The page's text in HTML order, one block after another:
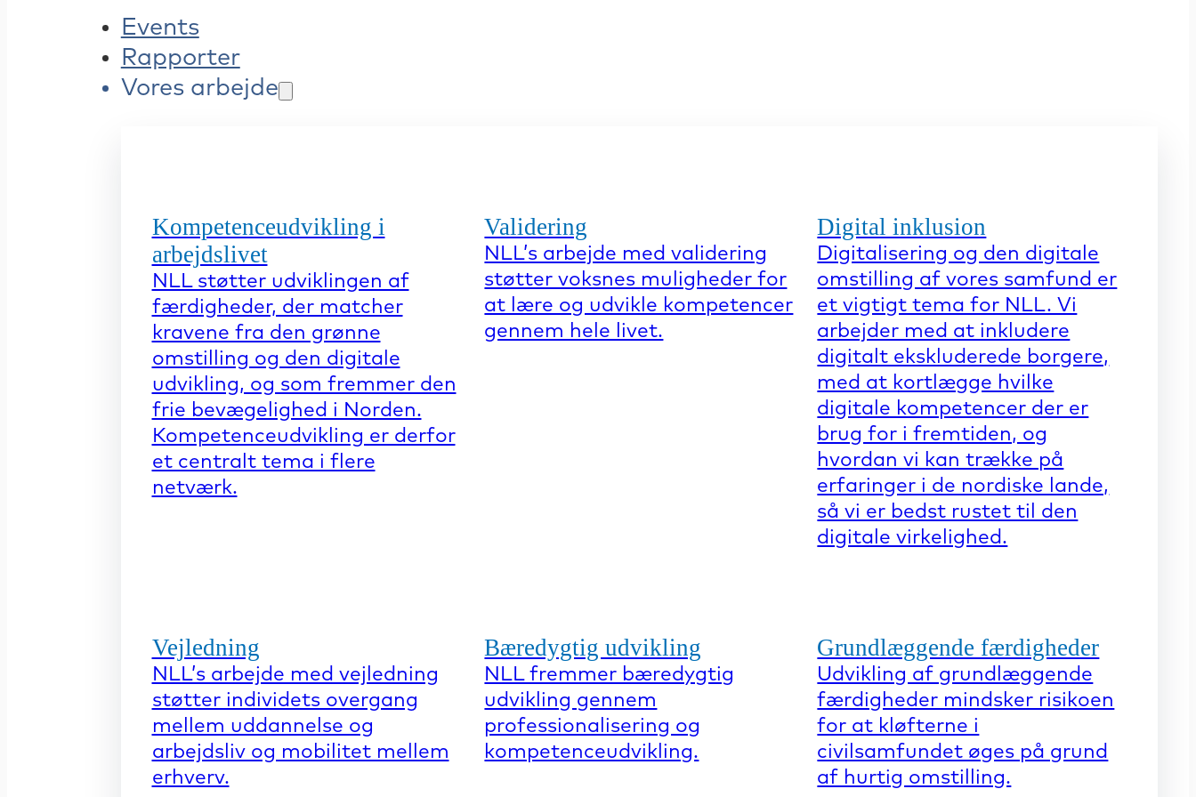
Events
Rapporter
Vores arbejde
Kompetenceudvikling i
arbejdslivet
NLL støtter udviklingen af
færdigheder, der matcher
kravene fra den grønne
omstilling og den digitale
udvikling, og som fremmer den
frie bevægelighed i Norden.
Kompetenceudvikling er derfor
et centralt tema i flere
netværk.
Validering
NLL’s arbejde med validering
støtter voksnes muligheder for
at lære og udvikle kompetencer
gennem hele livet.
Digital inklusion
Digitalisering og den digitale
omstilling af vores samfund er
et vigtigt tema for NLL. Vi
arbejder med at inkludere
digitalt ekskluderede borgere,
med at kortlægge hvilke
digitale kompetencer der er
brug for i fremtiden, og
hvordan vi kan trække på
erfaringer i de nordiske lande,
så vi er bedst rustet til den
digitale virkelighed.
Vejledning
NLL’s arbejde med vejledning
støtter individets overgang
mellem uddannelse og
arbejdsliv og mobilitet mellem
erhverv.
Bæredygtig udvikling
NLL fremmer bæredygtig
udvikling gennem
professionalisering og
kompetenceudvikling.
Grundlæggende færdigheder
Udvikling af grundlæggende
færdigheder mindsker risikoen
for at kløfterne i
civilsamfundet øges på grund
af hurtig omstilling.